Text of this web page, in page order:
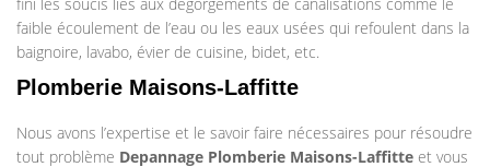
faible écoulement de l’eau ou les eaux usées qui refoulent dans la
baignoire, lavabo, évier de cuisine, bidet, etc.
Plomberie Maisons-Laffitte
Nous avons l’expertise et le savoir faire nécessaires pour résoudre
tout problème Depannage Plomberie Maisons-Laffitte et vous